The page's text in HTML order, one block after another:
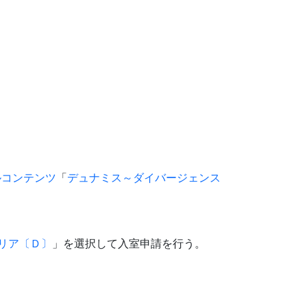
ンテンツ 「デュナミス～ダイバージェンス
ア〔Ｄ〕 」を選択して入室申請を行う。